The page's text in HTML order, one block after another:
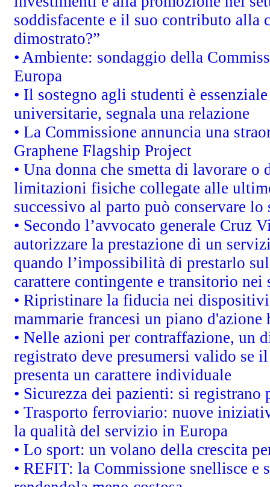
soddisfacente e il suo contributo
dimostrato?”
• Ambiente: sondaggio della
Europa
• Il sostegno agli studenti è
universitarie, segnala una relazione
• La Commissione annuncia una
Graphene Flagship Project
• Una donna che smetta di lavorare
limitazioni fisiche collegate alle
successivo al parto può conservare
• Secondo l’avvocato generale Cruz
autorizzare la prestazione di un
quando l’impossibilità di prestarlo
carattere contingente e transitorio
• Ripristinare la fiducia nei
mammarie francesi un piano
• Nelle azioni per contraffazione, un
registrato deve presumersi valido se
presenta un carattere individuale
• Sicurezza dei pazienti: si
• Trasporto ferroviario: nuove
la qualità del servizio in Europa
• Lo sport: un volano della crescita
• REFIT: la Commissione snellisce